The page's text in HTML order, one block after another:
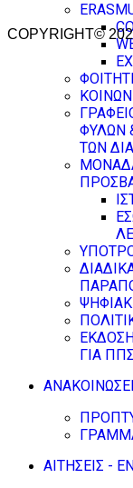
ΦΥΛΩΝ
ΤΩΝ
ΓΙΑ
ΑΙΤΗΣΕΙΣ -
COPYRIGHT©